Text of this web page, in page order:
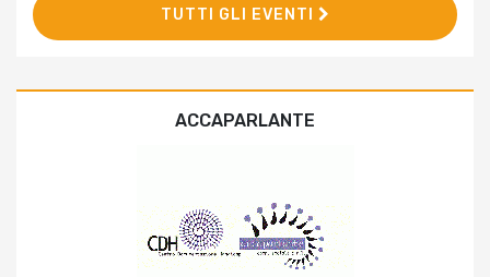
TUTTI GLI EVENTI
ACCAPARLANTE